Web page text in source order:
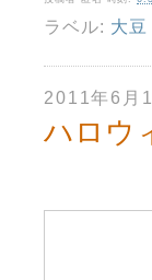
ラベル: 大豆
2011年6月
ハロウ